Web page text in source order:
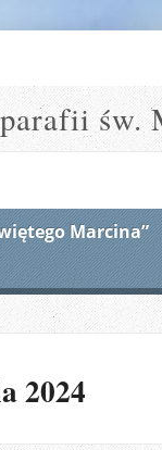
św.
Marcina”
2024